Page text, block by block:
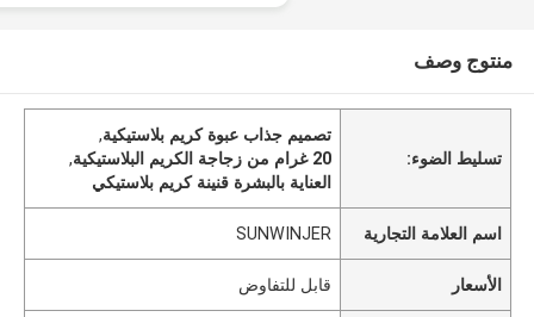
منتوج وصف
تسليط الضوء:
تصميم جذاب عبوة كريم بلاستيكية,
20 غرام من زجاجة الكريم البلاستيكية
,
العناية بالبشرة قنينة كريم بلاستيكي
اسم العلامة التجارية SUNWINJER
الأسعار قابل للتفاوض